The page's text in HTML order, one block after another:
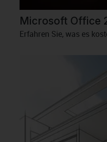
Microsoft Office
Erfahren Sie, was es